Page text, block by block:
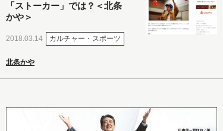
「ストーカー」では？＜北条
かや＞
2018.03.14 カルチャー・スポーツ
北条かや